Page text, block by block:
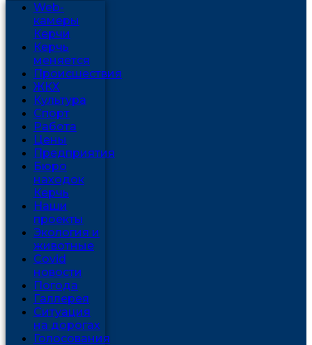
Web-
камеры
Керчи
Керчь
меняется
Проиcшествия
ЖКХ
Культура
Спорт
Работа
Цены
Предприятия
Бюро
находок
Керчь
Наши
проекты
Экология и
животные
Covid
новости
Погода
Галлерея
Ситуация
на дорогах
Голосования